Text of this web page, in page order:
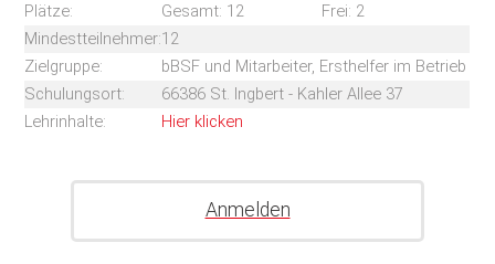
Plätze:
Gesamt: 12
Frei: 2
Mindestteilnehmer:12
Zielgruppe:
bBSF und Mitarbeiter, Ersthelfer im Betrieb
Schulungsort:
66386 St. Ingbert - Kahler Allee 37
Lehrinhalte:
Hier klicken